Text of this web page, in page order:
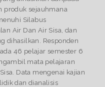
produk sejauhmana
Silabus
Air Dan Air Sisa, dan
dihasilkan. Responden
46 pelajar semester 6
mata pelajaran
Data mengenai kajian
dan dianalisis